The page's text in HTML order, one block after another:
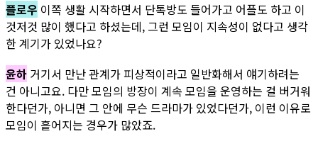
플로우 이쪽 생활 시작하면서 단톡방도 들어가고 어플도 하고 이
것저것 많이 했다고 하셨는데, 그런 모임이 지속성이 없다고 생각
한 계기가 있었나요?
윤하 거기서 만난 관계가 피상적이라고 일반화해서 얘기하려는
건 아니고요. 다만 모임의 방장이 계속 모임을 운영하는 걸 버거워
한다던가, 아니면 그 안에 무슨 드라마가 있었다던가, 이런 이유로
모임이 흩어지는 경우가 많았죠.